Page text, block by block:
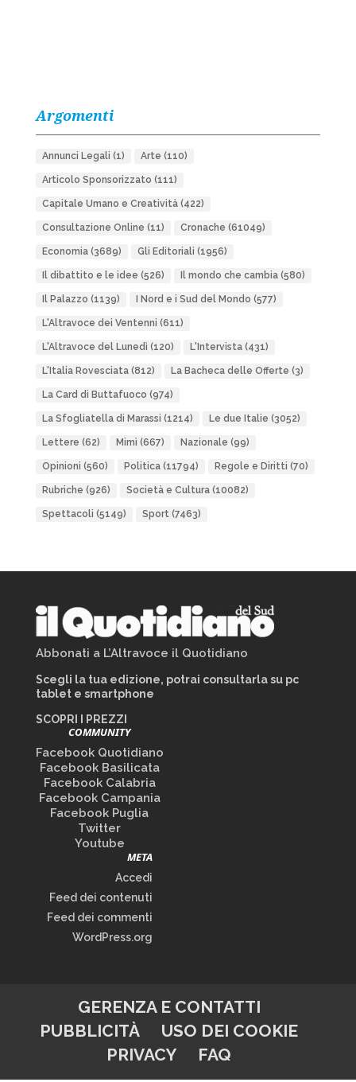
Argomenti
Annunci Legali (1) Arte (110)
Articolo Sponsorizzato (111)
Capitale Umano e Creatività(422)
Consultazione Online (11) Cronache (61049)
Economia(3689) Gli Editoriali (1956)
Il dibattito e le idee (526) Il mondo che cambia(580)
Il Palazzo (1139) I Nord e i Sud del Mondo (577)
L'Altravoce dei Ventenni (611)
L'Altravoce del Lunedì (120) L'Intervista(431)
L'Italia Rovesciata(812) La Bacheca delle Offerte (3)
La Card di Buttafuoco (974)
La Sfogliatella di Marassi (1214) Le due Italie (3052)
Lettere (62) Mimì (667) Nazionale (99)
Opinioni (560) Politica(11794) Regole e Diritti (70)
Rubriche (926) Società e Cultura(10082)
Spettacoli (5149) Sport(7463)
Abbonati a L’Altravoce il Quotidiano
Scegli la tua edizione, potrai consultarla su pc
tablet e smartphone
SCOPRI I PREZZI
COMMUNITY
Facebook Quotidiano
Facebook Basilicata
Facebook Calabria
Facebook Campania
Facebook Puglia
Twitter
Youtube
META
Accedi
Feed dei contenuti
Feed dei commenti
WordPress.org
GERENZA E CONTATTI
PUBBLICITÀ
USO DEI COOKIE
PRIVACY
FAQ